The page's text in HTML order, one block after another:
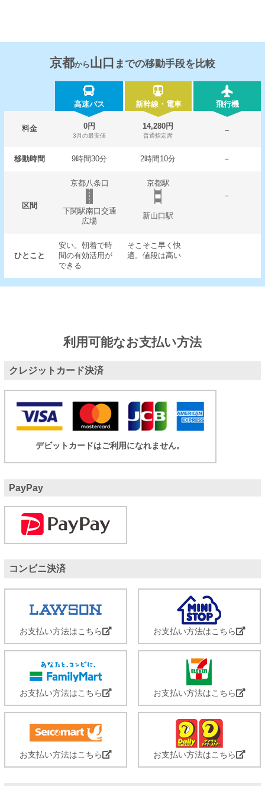
京都から山口 までの移動手段を比較
高速バス 新幹線・電車 飛行機
料金 0円
3月の最安値
14,280円
普通指定席
－
移動時間 9時間30分 2時間10分 －
区間
京都八条口
京都駅
－
下関駅南口交通
広場
新山口駅
ひとこと
安い。朝着で時
間の有効活用が
できる
そこそこ早く快
適。値段は高い
利用可能なお支払い方法
クレジットカード決済
デビットカードはご利用になれません。
PayPay
コンビニ決済
お支払い方法はこちら お支払い方法はこちら
お支払い方法はこちら お支払い方法はこちら
お支払い方法はこちら お支払い方法はこちら